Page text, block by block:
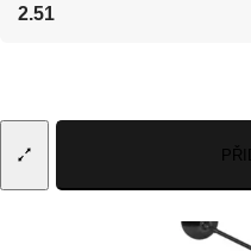
2.51